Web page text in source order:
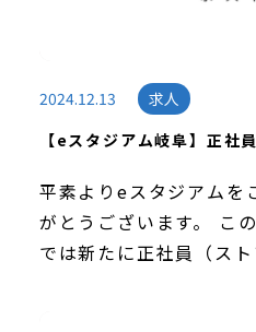
2024.12.13
求人
【eスタジアム岐阜】正社
平素よりeスタジアムを
がとうございます。 こ
では新たに正社員（ス